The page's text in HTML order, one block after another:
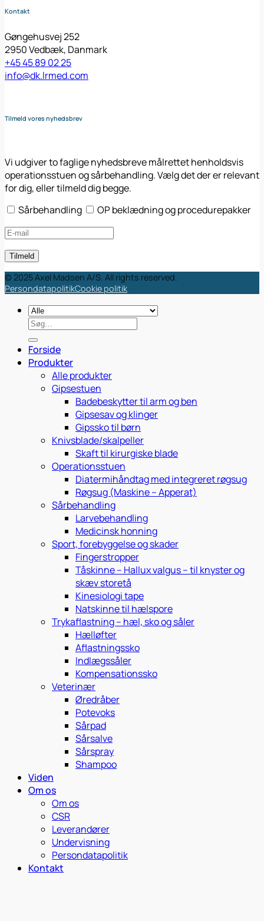
Kontakt
Gøngehusvej 252
2950 Vedbæk, Danmark
+45 45 89 02 25
info@dk.lrmed.com
Tilmeld vores nyhedsbrev
Vi udgiver to faglige nyhedsbreve målrettet henholdsvis
operationsstuen og sårbehandling. Vælg det der er relevant
for dig, eller tilmeld dig begge.
Sårbehandling
OP beklædning og procedurepakker
© 2025 Axel Madsen A/S. All rights reserved.
PersondatapolitikCookie politik
Søg
efter:
Forside
Produkter
Alle produkter
Gipsestuen
Badebeskytter til arm og ben
Gipsesav og klinger
Gipssko til børn
Knivsblade/skalpeller
Skaft til kirurgiske blade
Operationsstuen
Diatermihåndtag med integreret røgsug
Røgsug (Maskine – Apperat)
Sårbehandling
Larvebehandling
Medicinsk honning
Sport, forebyggelse og skader
Fingerstropper
Tåskinne – Hallux valgus – til knyster og
skæv storetå
Kinesiologi tape
Natskinne til hælspore
Trykaflastning – hæl, sko og såler
Hælløfter
Aflastningssko
Indlægssåler
Kompensationssko
Veterinær
Øredråber
Potevoks
Sårpad
Sårsalve
Sårspray
Shampoo
Viden
Om os
Om os
CSR
Leverandører
Undervisning
Persondatapolitik
Kontakt